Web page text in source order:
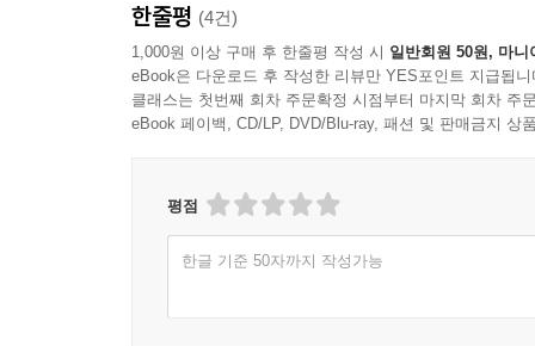
한줄평 (4건)
1,000원 이상 구매 후 한줄평 작성 시 일반회원 50원, 마니
eBook은 다운로드 후 작성한 리뷰만 YES포인트 지급됩니
클래스는 첫번째 회차 주문확정 시점부터 마지막 회차 주
eBook 페이백, CD/LP, DVD/Blu-ray, 패션 및 판매금지 상
평점
한글 기준 50자까지 작성가능